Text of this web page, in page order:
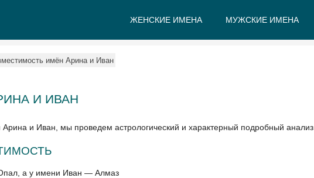
ЖЕНСКИЕ ИМЕНА МУЖСКИЕ ИМЕНА
имён Арина и Иван
И ИВАН
и Иван, мы проведем астрологический и характерный подробный анализ
а у имени Иван — Алмаз